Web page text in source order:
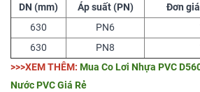
DN (mm) Áp suất (PN)
Đơn
630
PN6
630
PN8
>>>XEM THÊM: Mua Co Lơi Nhựa PVC
Nước PVC Giá Rẻ